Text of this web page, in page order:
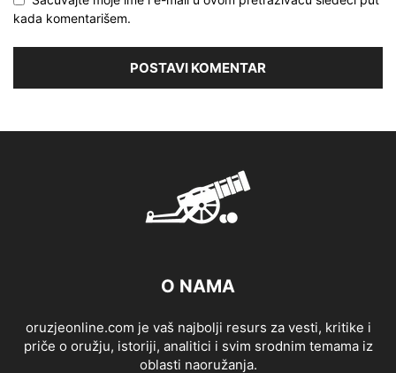
kada komentarišem.
O NAMA
oruzjeonline.com je vaš najbolji resurs za vesti, kritike i
priče o oružju, istoriji, analitici i svim srodnim temama iz
oblasti naoružanja.